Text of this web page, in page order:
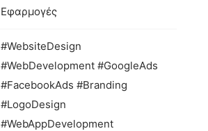
Εφαρμογές
#WebsiteDesign
#WebDevelopment #GoogleAds
#FacebookAds #Branding
#LogoDesign
#WebAppDevelopment